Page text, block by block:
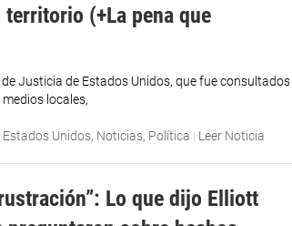
(+La pena que
Justicia de Estados Unidos, que fue consultados
locales,
Estados Unidos, Noticias, Política | Leer Noticia
Lo que dijo Elliott